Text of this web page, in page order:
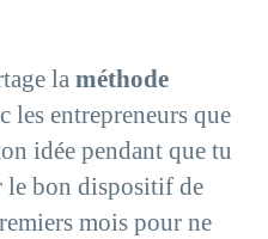
la méthode
les entrepreneurs que
idée pendant que tu
le bon dispositif de
mois pour ne